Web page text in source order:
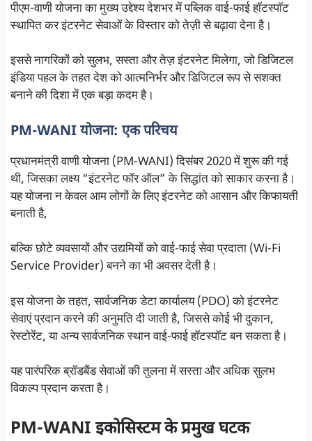
पीएम-वाणी योजना का मुख्य उद्देश्य देशभर में पब्लिक वाई-फाई हॉटस्पॉट
स्थापित कर इंटरनेट सेवाओं के विस्तार को तेज़ी से बढ़ावा देना है।
इससे नागरिकों को सुलभ, सस्ता और तेज़ इंटरनेट मिलेगा, जो डिजिटल
इंडिया पहल के तहत देश को आत्मनिर्भर और डिजिटल रूप से सशक्त
बनाने की दिशा में एक बड़ा कदम है।
PM-WANI योजना: एक परिचय
प्रधानमंत्री वाणी योजना (PM-WANI) दिसंबर 2020 में शुरू की गई
थी, जिसका लक्ष्य “इंटरनेट फॉर ऑल” के सिद्धांत को साकार करना है।
यह योजना न केवल आम लोगों के लिए इंटरनेट को आसान और किफायती
बनाती है,
बल्कि छोटे व्यवसायों और उद्यमियों को वाई-फाई सेवा प्रदाता (Wi-Fi
Service Provider) बनने का भी अवसर देती है।
इस योजना के तहत, सार्वजनिक डेटा कार्यालय (PDO) को इंटरनेट
सेवाएं प्रदान करने की अनुमति दी जाती है, जिससे कोई भी दुकान,
रेस्टोरेंट, या अन्य सार्वजनिक स्थान वाई-फाई हॉटस्पॉट बन सकता है।
यह पारंपरिक ब्रॉडबैंड सेवाओं की तुलना में सस्ता और अधिक सुलभ
विकल्प प्रदान करता है।
PM-WANI इकोसिस्टम के प्रमुख घटक